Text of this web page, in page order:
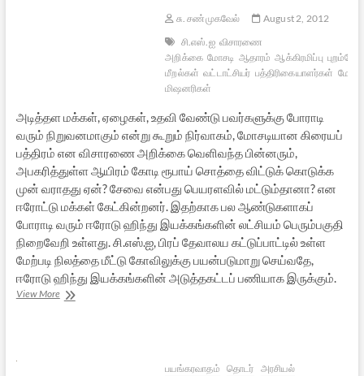
சு. சண்முகவேல்
August 2, 2012
சி.எஸ்.ஐ விசாரணை
அறிக்கை மோசடி ஆதாரம் ஆக்கிரமிப்பு
மீறல்கள் வட்டாட்சியர் பத்திரிகையாளர்கள் மேல்
மிஷனரிகள்
அடித்தள மக்கள், ஏழைகள், உதவி வேண்டு பவர்களுக்கு போராடி
வரும் நிறுவனமாகும் என்று கூறும் நிர்வாகம், மோசடியான கிரையப்
பத்திரம் என விசாரணை அறிக்கை வெளிவந்த பின்னரும்,
அபகரித்துள்ள ஆயிரம் கோடி ரூபாய் சொத்தை விட்டுக் கொடுக்க
முன் வராதது ஏன்? சேவை என்பது பெயரளவில் மட்டும்தானா? என
ஈரோட்டு மக்கள் கேட்கின்றனர். இதற்காக பல ஆண்டுகளாகப்
போராடி வரும் ஈரோடு ஹிந்து இயக்கங்களின் லட்சியம் பெரும்பகுதி
நிறைவேறி உள்ளது. சி.எஸ்.ஐ, பிரப் தேவாலய கட்டுப்பாட்டில் உள்ள
மேற்படி நிலத்தை மீட்டு கோவிலுக்கு பயன்படுமாறு செய்வதே,
ஈரோடு ஹிந்து இயக்கங்களின் அடுத்தகட்டப் பணியாக இருக்கும்.
View Moreஈரோடு:
பயங்கரவாதம் தொடர் அரசியல்